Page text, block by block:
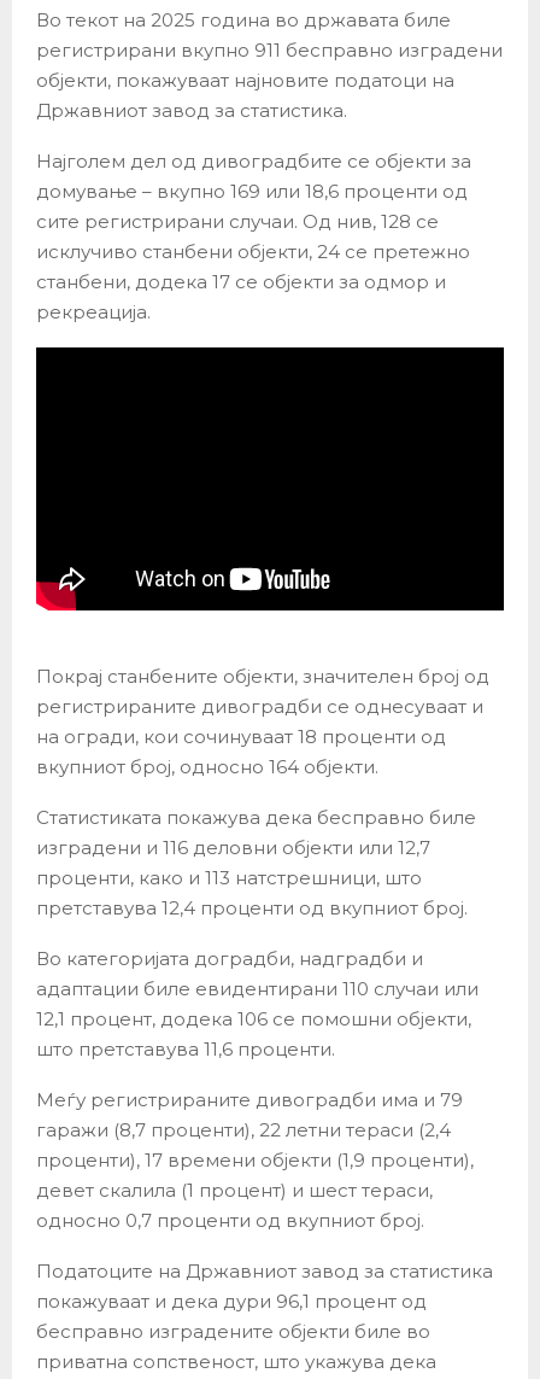
Во текот на 2025 година во државата биле
регистрирани вкупно 911 бесправно изградени
објекти, покажуваат најновите податоци на
Државниот завод за статистика.
Најголем дел од дивоградбите се објекти за
домување – вкупно 169 или 18,6 проценти од
сите регистрирани случаи. Од нив, 128 се
исклучиво станбени објекти, 24 се претежно
станбени, додека 17 се објекти за одмор и
рекреација.
Покрај станбените објекти, значителен број од
регистрираните дивоградби се однесуваат и
на огради, кои сочинуваат 18 проценти од
вкупниот број, односно 164 објекти.
Статистиката покажува дека бесправно биле
изградени и 116 деловни објекти или 12,7
проценти, како и 113 натстрешници, што
претставува 12,4 проценти од вкупниот број.
Во категоријата доградби, надградби и
адаптации биле евидентирани 110 случаи или
12,1 процент, додека 106 се помошни објекти,
што претставува 11,6 проценти.
Меѓу регистрираните дивоградби има и 79
гаражи (8,7 проценти), 22 летни тераси (2,4
проценти), 17 времени објекти (1,9 проценти),
девет скалила (1 процент) и шест тераси,
односно 0,7 проценти од вкупниот број.
Податоците на Државниот завод за статистика
покажуваат и дека дури 96,1 процент од
бесправно изградените објекти биле во
приватна сопственост, што укажува дека